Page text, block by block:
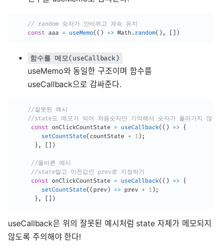
// random 숫자가 안바뀌고 계속 유지
const aaa = useMemo( ( ) => Math . random( ) , )
함수를 메모(useCallback)
useMemo와 동일한 구조이며 함수를
useCallback으로 감싸준다.
//잘못된 예시
//state도 메모가 되어 처음숫자만 기억해서 숫자가 올라가지 않음
const onClickCountState = useCallback( ( ) => {
setCountState( countState + 1 ) ;
} , )
//올바른 예시
//state말고 이전값인 prev로 지정하기
const onClickCountState = useCallback( ( ) => {
setCountState( ( prev ) => prev + 1 ) ;
} , )
useCallback은 위의 잘못된 예시처럼 state 자체가 메모되지
않도록 주의해야 한다!